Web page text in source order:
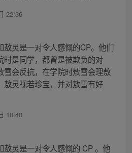
22:36
敖灵是一对令人感慨的CP。他们
时是同学，都曾是被欺负的对
雪会反抗，在学院时敖雪会理敖
敖灵视若珍宝，并对敖雪有好
10:40
敖灵是一对令人感慨的 CP 。他